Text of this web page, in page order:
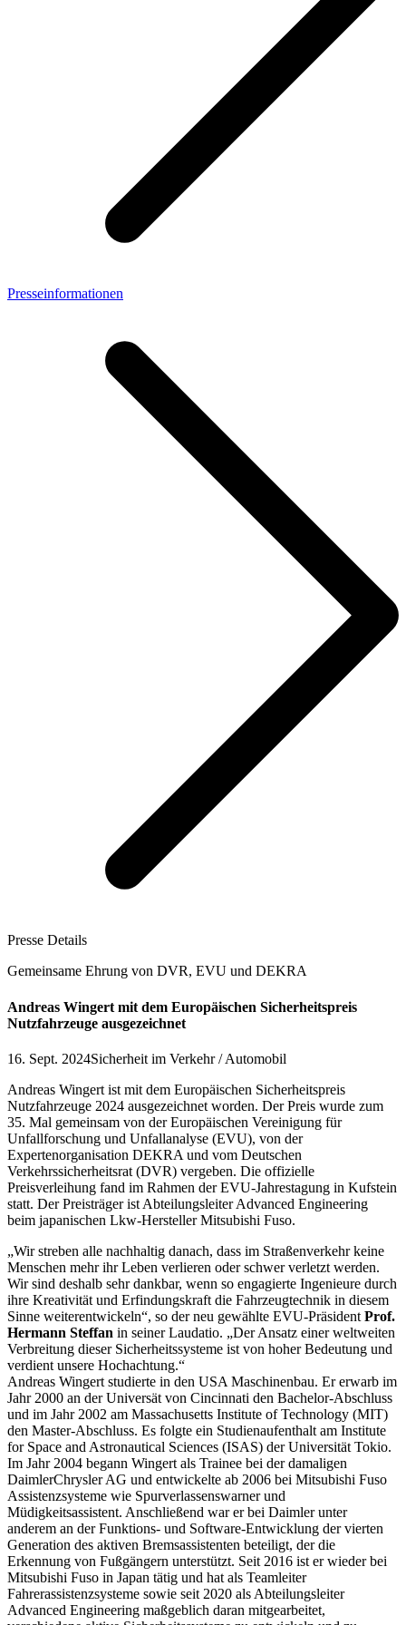
Presseinformationen
Presse Details
Gemeinsame Ehrung von DVR, EVU und DEKRA
Andreas Wingert mit dem Europäischen Sicherheitspreis
Nutzfahrzeuge ausgezeichnet
16. Sept. 2024Sicherheit im Verkehr / Automobil
Andreas Wingert ist mit dem Europäischen Sicherheitspreis
Nutzfahrzeuge 2024 ausgezeichnet worden. Der Preis wurde zum
35. Mal gemeinsam von der Europäischen Vereinigung für
Unfallforschung und Unfallanalyse (EVU), von der
Expertenorganisation DEKRA und vom Deutschen
Verkehrssicherheitsrat (DVR) vergeben. Die offizielle
Preisverleihung fand im Rahmen der EVU-Jahrestagung in Kufstein
statt. Der Preisträger ist Abteilungsleiter Advanced Engineering
beim japanischen Lkw-Hersteller Mitsubishi Fuso.
„Wir streben alle nachhaltig danach, dass im Straßenverkehr keine
Menschen mehr ihr Leben verlieren oder schwer verletzt werden.
Wir sind deshalb sehr dankbar, wenn so engagierte Ingenieure durch
ihre Kreativität und Erfindungskraft die Fahrzeugtechnik in diesem
Sinne weiterentwickeln“, so der neu gewählte EVU-Präsident Prof.
Hermann Steffan in seiner Laudatio. „Der Ansatz einer weltweiten
Verbreitung dieser Sicherheitssysteme ist von hoher Bedeutung und
verdient unsere Hochachtung.“
Andreas Wingert studierte in den USA Maschinenbau. Er erwarb im
Jahr 2000 an der Universät von Cincinnati den Bachelor-Abschluss
und im Jahr 2002 am Massachusetts Institute of Technology (MIT)
den Master-Abschluss. Es folgte ein Studienaufenthalt am Institute
for Space and Astronautical Sciences (ISAS) der Universität Tokio.
Im Jahr 2004 begann Wingert als Trainee bei der damaligen
DaimlerChrysler AG und entwickelte ab 2006 bei Mitsubishi Fuso
Assistenzsysteme wie Spurverlassenswarner und
Müdigkeitsassistent. Anschließend war er bei Daimler unter
anderem an der Funktions- und Software-Entwicklung der vierten
Generation des aktiven Bremsassistenten beteiligt, der die
Erkennung von Fußgängern unterstützt. Seit 2016 ist er wieder bei
Mitsubishi Fuso in Japan tätig und hat als Teamleiter
Fahrerassistenzsysteme sowie seit 2020 als Abteilungsleiter
Advanced Engineering maßgeblich daran mitgearbeitet,